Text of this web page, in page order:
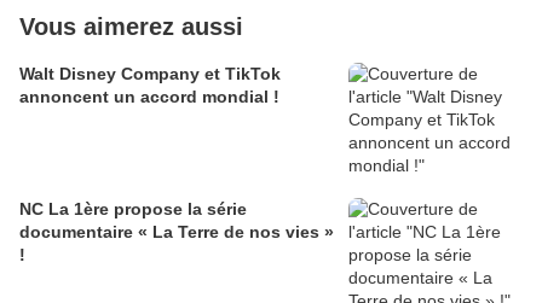
Vous aimerez aussi
Walt Disney Company et TikTok
annoncent un accord mondial !
NC La 1ère propose la série
documentaire « La Terre de nos vies »
!